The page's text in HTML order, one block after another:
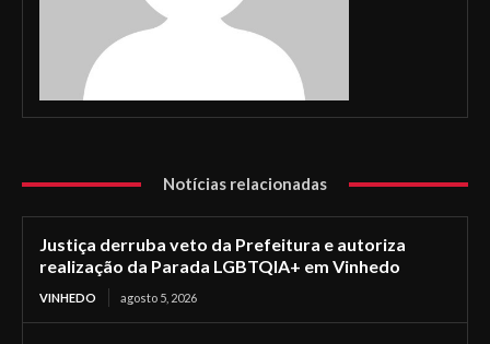
Notícias relacionadas
Justiça derruba veto da Prefeitura e autoriza
realização da Parada LGBTQIA+ em Vinhedo
VINHEDO agosto 5, 2026